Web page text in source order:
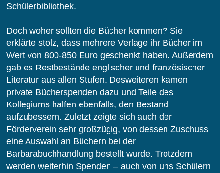
Schülerbibliothek.
Doch woher sollten die Bücher kommen? Sie
erklärte stolz, dass mehrere Verlage ihr Bücher im
Wert von 800-850 Euro geschenkt haben. Außerdem
gab es Restbestände englischer und französischer
Literatur aus allen Stufen. Desweiteren kamen
private Bücherspenden dazu und Teile des
Kollegiums halfen ebenfalls, den Bestand
aufzubessern. Zuletzt zeigte sich auch der
Förderverein sehr großzügig, von dessen Zuschuss
eine Auswahl an Büchern bei der
Barbarabuchhandlung bestellt wurde. Trotzdem
werden weiterhin Spenden – auch von uns Schülern